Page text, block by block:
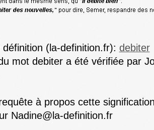
(la-definition.fr): debiter
mot debiter a été vérifiée par
à propos cette
Nadine@la-definition.fr